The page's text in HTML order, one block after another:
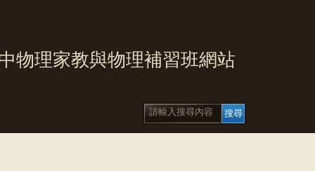
物理家教與物理補習班網站